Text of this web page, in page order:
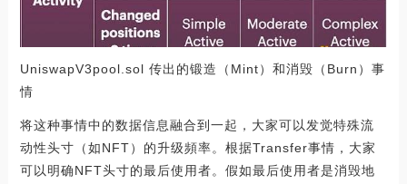
UniswapV3pool.sol 传出的锻造（Mint）和消毁（Burn）事
情
将这种事情中的数据信息融合到一起，大家可以发觉特殊流
动性头寸（如NFT）的升级頻率。根据Transfer事情，大家
可以明确NFT头寸的最后使用者。假如最后使用者是消毁地